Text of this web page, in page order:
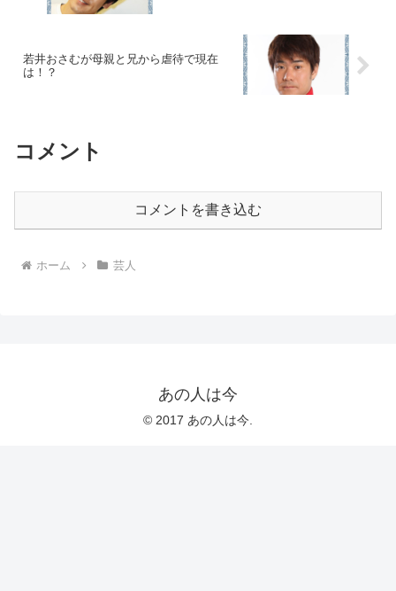
若井おさむが母親と兄から虐待で現在
は！？
コメント
コメントを書き込む
ホーム 芸人
あの人は今
© 2017 あの人は今.